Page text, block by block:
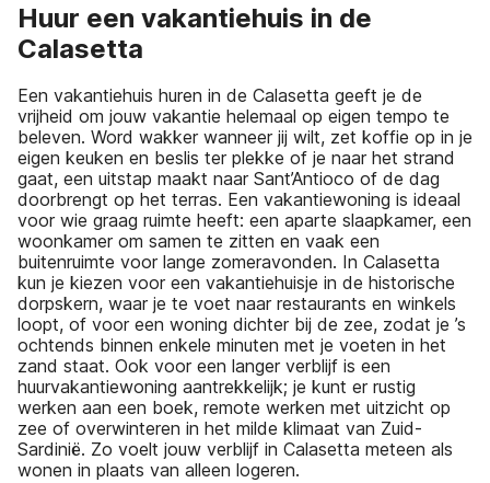
Huur een vakantiehuis in de
Calasetta
Een vakantiehuis huren in de Calasetta geeft je de
vrijheid om jouw vakantie helemaal op eigen tempo te
beleven. Word wakker wanneer jij wilt, zet koffie op in je
eigen keuken en beslis ter plekke of je naar het strand
gaat, een uitstap maakt naar Sant’Antioco of de dag
doorbrengt op het terras. Een vakantiewoning is ideaal
voor wie graag ruimte heeft: een aparte slaapkamer, een
woonkamer om samen te zitten en vaak een
buitenruimte voor lange zomeravonden. In Calasetta
kun je kiezen voor een vakantiehuisje in de historische
dorpskern, waar je te voet naar restaurants en winkels
loopt, of voor een woning dichter bij de zee, zodat je ’s
ochtends binnen enkele minuten met je voeten in het
zand staat. Ook voor een langer verblijf is een
huurvakantiewoning aantrekkelijk; je kunt er rustig
werken aan een boek, remote werken met uitzicht op
zee of overwinteren in het milde klimaat van Zuid-
Sardinië. Zo voelt jouw verblijf in Calasetta meteen als
wonen in plaats van alleen logeren.